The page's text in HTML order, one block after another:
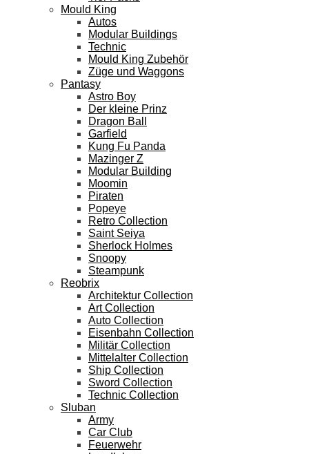
Mould King
Autos
Modular Buildings
Technic
Mould King Zubehör
Züge und Waggons
Pantasy
Astro Boy
Der kleine Prinz
Dragon Ball
Garfield
Kung Fu Panda
Mazinger Z
Modular Building
Moomin
Piraten
Popeye
Retro Collection
Saint Seiya
Sherlock Holmes
Snoopy
Steampunk
Reobrix
Architektur Collection
Art Collection
Auto Collection
Eisenbahn Collection
Militär Collection
Mittelalter Collection
Ship Collection
Sword Collection
Technic Collection
Sluban
Army
Car Club
Feuerwehr